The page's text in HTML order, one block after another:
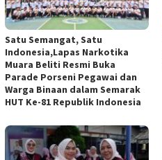
Satu Semangat, Satu
Indonesia,Lapas Narkotika
Muara Beliti Resmi Buka
Parade Porseni Pegawai dan
Warga Binaan dalam Semarak
HUT Ke-81 Republik Indonesia